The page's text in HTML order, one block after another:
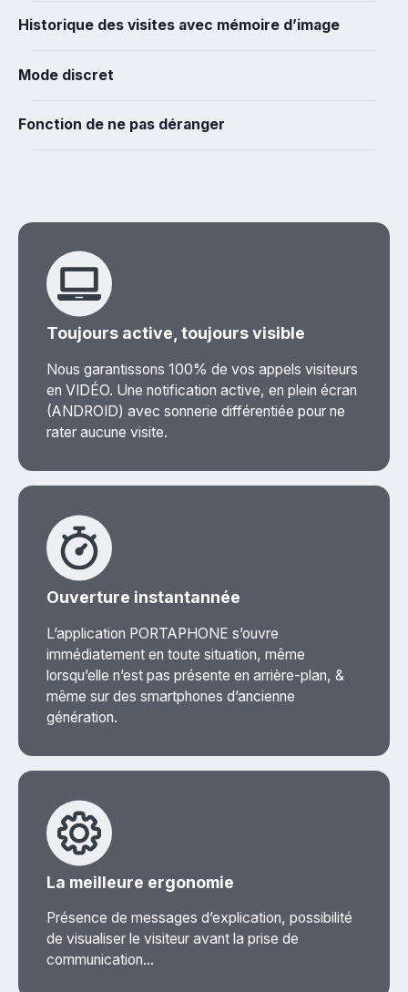
Historique des visites avec mémoire d’image
Mode discret
Fonction de ne pas déranger
Toujours active, toujours visible
Nous garantissons 100% de vos appels visiteurs
en VIDÉO. Une notification active, en plein écran
(ANDROID) avec sonnerie différentiée pour ne
rater aucune visite.
Ouverture instantannée
L’application PORTAPHONE s’ouvre
immédiatement en toute situation, même
lorsqu’elle n’est pas présente en arrière-plan, &
même sur des smartphones d’ancienne
génération.
La meilleure ergonomie
Présence de messages d’explication, possibilité
de visualiser le visiteur avant la prise de
communication...